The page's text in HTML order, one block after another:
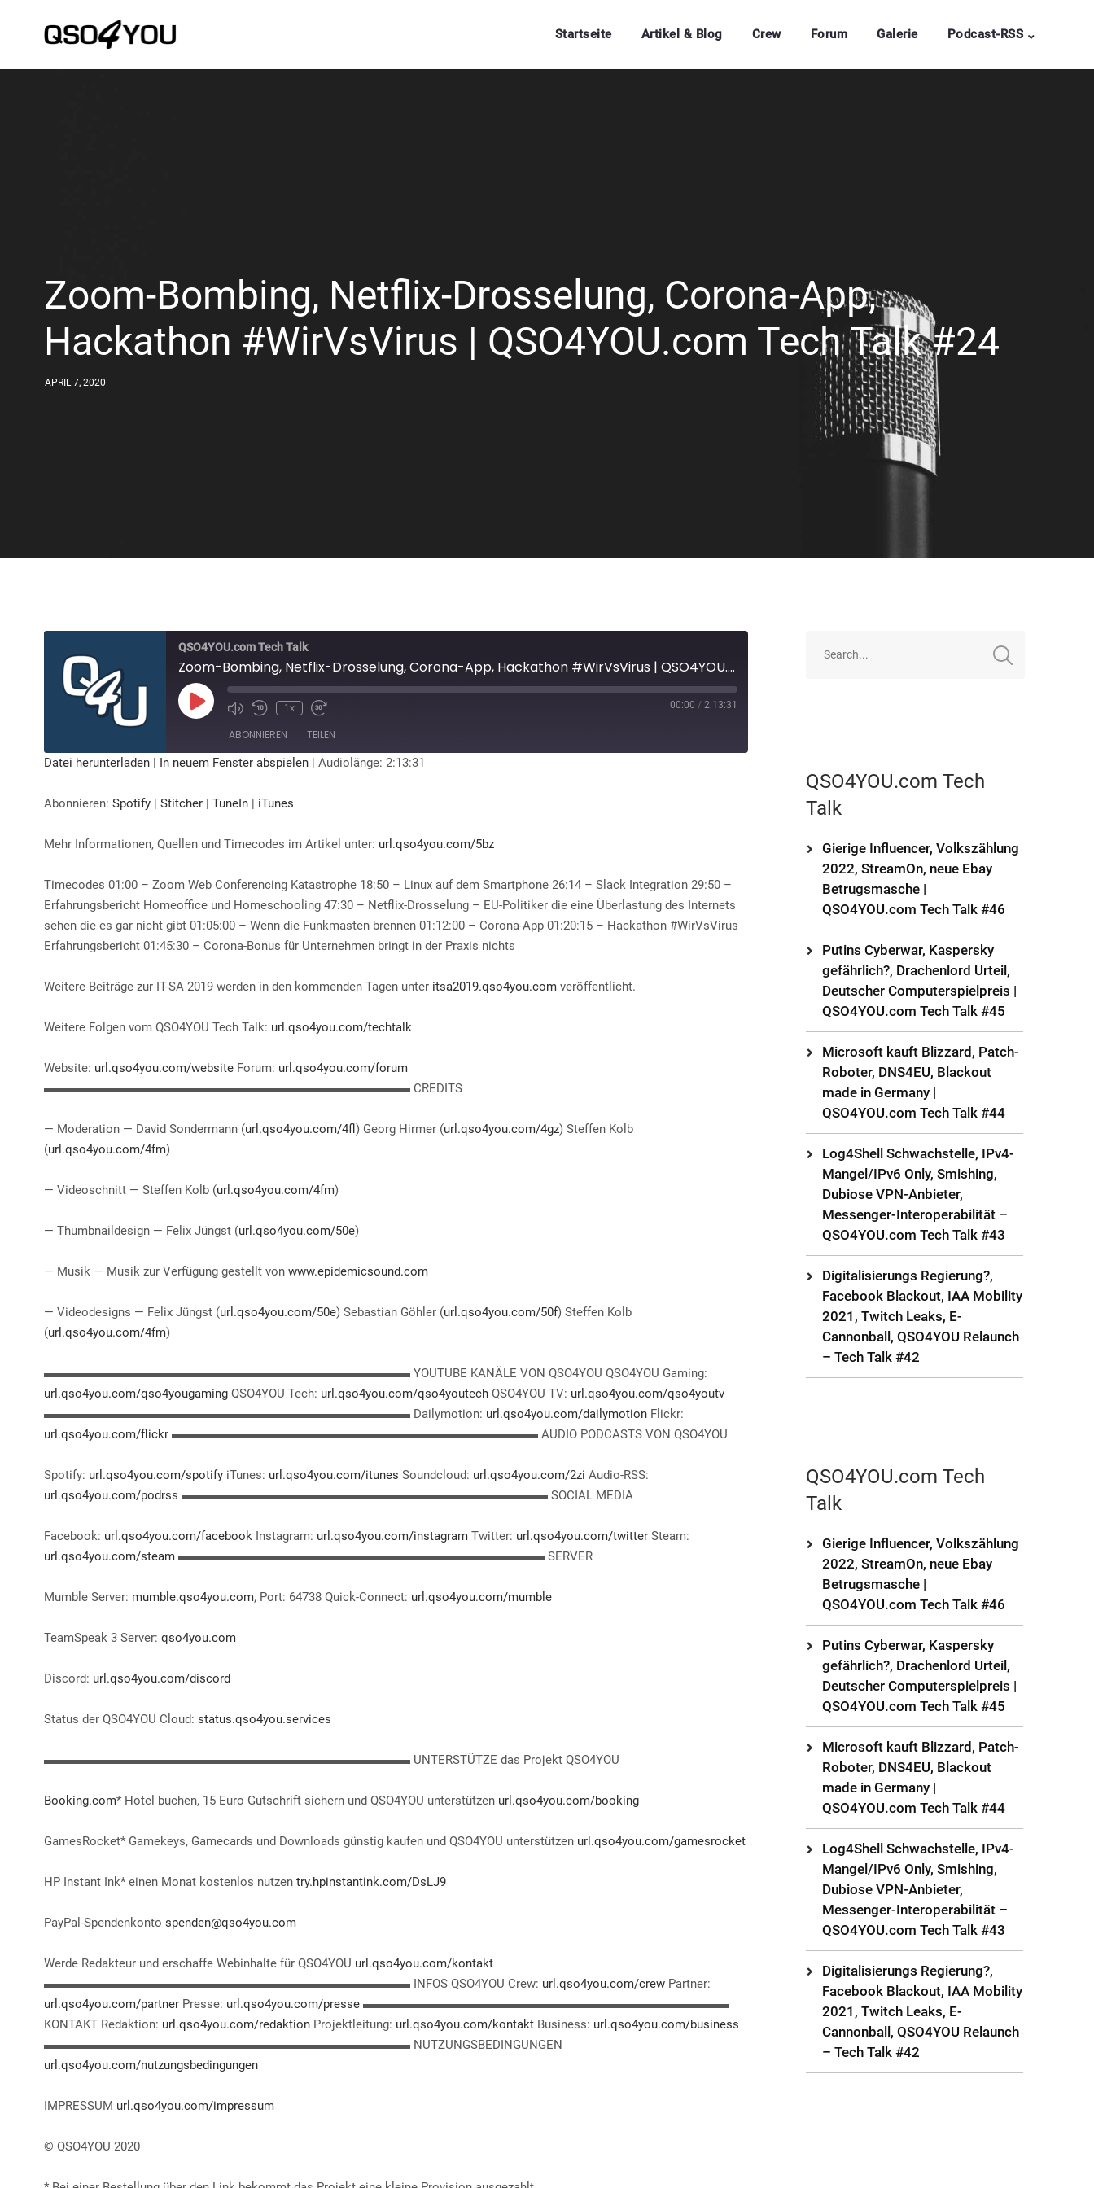
Startseite Artikel & Blog Crew Forum Galerie Podcast-RSS
Zoom-Bombing, Netflix-Drosselung, Corona-App,
Hackathon #WirVsVirus | QSO4YOU.com Tech Talk #24
APRIL 7, 2020
QSO4YOU.com Tech Talk
Zoom-Bombing, Netflix-Drosselung, Corona-App, Hackathon #WirVsVirus | QSO4YOU.com Tech Talk #24
1x 00:00 / 2:13:31
ABONNIEREN TEILEN
iTunes
RSS FEED
EMBED
Datei herunterladen| In neuem Fenster abspielen| Audiolänge: 2:13:31
Abonnieren: Spotify| Stitcher| TuneIn| iTunes
Mehr Informationen, Quellen und Timecodes im Artikel unter: url.qso4you.com/5bz
Timecodes 01:00 – Zoom Web Conferencing Katastrophe 18:50 – Linux auf dem Smartphone 26:14 – Slack Integration ​29:50 –
Erfahrungsbericht Homeoffice und Homeschooling​ ​47:30 – Netflix-Drosselung – EU-Politiker die eine Überlastung des Internets
sehen die es gar nicht gibt ​01:05:00 – Wenn die Funkmasten brennen ​01:12:00 – Corona-App ​01:20:15 – Hackathon #WirVsVirus
Erfahrungsbericht​ ​01:45:30 – Corona-Bonus für Unternehmen bringt in der Praxis nichts
Weitere Beiträge zur IT-SA 2019 werden in den kommenden Tagen unter itsa2019.qso4you.comveröffentlicht.
Weitere Folgen vom QSO4YOU Tech Talk: url.qso4you.com/techtalk
Website: url.qso4you.com/websiteForum: url.qso4you.com/forum
▬▬▬▬▬▬▬▬▬▬▬▬▬▬▬▬▬▬▬▬▬▬▬▬▬▬▬▬▬▬ CREDITS
— Moderation — David Sondermann (url.qso4you.com/4fl) Georg Hirmer (url.qso4you.com/4gz) Steffen Kolb
(url.qso4you.com/4fm)
— Videoschnitt — Steffen Kolb (url.qso4you.com/4fm)
— Thumbnaildesign — Felix Jüngst (url.qso4you.com/50e)
— Musik — Musik zur Verfügung gestellt von www.epidemicsound.com
— Videodesigns — Felix Jüngst (url.qso4you.com/50e) Sebastian Göhler (url.qso4you.com/50f) Steffen Kolb
(url.qso4you.com/4fm)
▬▬▬▬▬▬▬▬▬▬▬▬▬▬▬▬▬▬▬▬▬▬▬▬▬▬▬▬▬▬ YOUTUBE KANÄLE VON QSO4YOU QSO4YOU Gaming:
url.qso4you.com/qso4yougamingQSO4YOU Tech: url.qso4you.com/qso4youtechQSO4YOU TV: url.qso4you.com/qso4youtv
▬▬▬▬▬▬▬▬▬▬▬▬▬▬▬▬▬▬▬▬▬▬▬▬▬▬▬▬▬▬ Dailymotion: url.qso4you.com/dailymotionFlickr:
url.qso4you.com/flickr▬▬▬▬▬▬▬▬▬▬▬▬▬▬▬▬▬▬▬▬▬▬▬▬▬▬▬▬▬▬ AUDIO PODCASTS VON QSO4YOU
Spotify: url.qso4you.com/spotifyiTunes: url.qso4you.com/itunes Soundcloud: url.qso4you.com/2zi Audio-RSS:
url.qso4you.com/podrss ▬▬▬▬▬▬▬▬▬▬▬▬▬▬▬▬▬▬▬▬▬▬▬▬▬▬▬▬▬▬ SOCIAL MEDIA
Facebook: url.qso4you.com/facebookInstagram: url.qso4you.com/instagramTwitter: url.qso4you.com/twitterSteam:
url.qso4you.com/steam▬▬▬▬▬▬▬▬▬▬▬▬▬▬▬▬▬▬▬▬▬▬▬▬▬▬▬▬▬▬ SERVER
Mumble Server: mumble.qso4you.com, Port: 64738 Quick-Connect: url.qso4you.com/mumble
TeamSpeak 3 Server: qso4you.com
Discord: url.qso4you.com/discord
Status der QSO4YOU Cloud: status.qso4you.services
▬▬▬▬▬▬▬▬▬▬▬▬▬▬▬▬▬▬▬▬▬▬▬▬▬▬▬▬▬▬ UNTERSTÜTZE das Projekt QSO4YOU
Booking.com* Hotel buchen, 15 Euro Gutschrift sichern und QSO4YOU unterstützen url.qso4you.com/booking
GamesRocket* Gamekeys, Gamecards und Downloads günstig kaufen und QSO4YOU unterstützen url.qso4you.com/gamesrocket
HP Instant Ink* einen Monat kostenlos nutzen try.hpinstantink.com/DsLJ9
PayPal-Spendenkonto spenden@qso4you.com
Werde Redakteur und erschaffe Webinhalte für QSO4YOU url.qso4you.com/kontakt
▬▬▬▬▬▬▬▬▬▬▬▬▬▬▬▬▬▬▬▬▬▬▬▬▬▬▬▬▬▬ INFOS QSO4YOU Crew: url.qso4you.com/crewPartner:
url.qso4you.com/partnerPresse: url.qso4you.com/presse▬▬▬▬▬▬▬▬▬▬▬▬▬▬▬▬▬▬▬▬▬▬▬▬▬▬▬▬▬▬
KONTAKT Redaktion: url.qso4you.com/redaktionProjektleitung: url.qso4you.com/kontaktBusiness: url.qso4you.com/business
▬▬▬▬▬▬▬▬▬▬▬▬▬▬▬▬▬▬▬▬▬▬▬▬▬▬▬▬▬▬ NUTZUNGSBEDINGUNGEN
url.qso4you.com/nutzungsbedingungen
IMPRESSUM url.qso4you.com/impressum
© QSO4YOU 2020
QSO4YOU.com Tech
Talk
Gierige Influencer, Volkszählung
2022, StreamOn, neue Ebay
Betrugsmasche |
QSO4YOU.com Tech Talk #46
Putins Cyberwar, Kaspersky
gefährlich?, Drachenlord Urteil,
Deutscher Computerspielpreis |
QSO4YOU.com Tech Talk #45
Microsoft kauft Blizzard, Patch-
Roboter, DNS4EU, Blackout
made in Germany |
QSO4YOU.com Tech Talk #44
Log4Shell Schwachstelle, IPv4-
Mangel/IPv6 Only, Smishing,
Dubiose VPN-Anbieter,
Messenger-Interoperabilität –
QSO4YOU.com Tech Talk #43
Digitalisierungs Regierung?,
Facebook Blackout, IAA Mobility
2021, Twitch Leaks, E-
Cannonball, QSO4YOU Relaunch
– Tech Talk #42
QSO4YOU.com Tech
Talk
Gierige Influencer, Volkszählung
2022, StreamOn, neue Ebay
Betrugsmasche |
QSO4YOU.com Tech Talk #46
Putins Cyberwar, Kaspersky
gefährlich?, Drachenlord Urteil,
Deutscher Computerspielpreis |
QSO4YOU.com Tech Talk #45
Microsoft kauft Blizzard, Patch-
Roboter, DNS4EU, Blackout
made in Germany |
QSO4YOU.com Tech Talk #44
Log4Shell Schwachstelle, IPv4-
Mangel/IPv6 Only, Smishing,
Dubiose VPN-Anbieter,
Messenger-Interoperabilität –
QSO4YOU.com Tech Talk #43
Digitalisierungs Regierung?,
Facebook Blackout, IAA Mobility
2021, Twitch Leaks, E-
Cannonball, QSO4YOU Relaunch
– Tech Talk #42